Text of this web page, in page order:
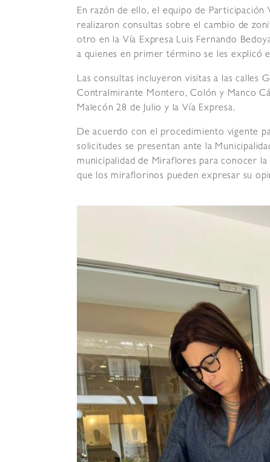
En razón de ello, el equipo de Participación
realizaron consultas sobre el cambio de
otro en la Vía Expresa Luis Fernando
a quienes en primer término se les explicó
Las consultas incluyeron visitas a las calles
Contralmirante Montero, Colón y Manco
Malecón 28 de Julio y la Vía Expresa.
De acuerdo con el procedimiento vigente
solicitudes se presentan ante la
municipalidad de Miraflores para conocer
que los miraflorinos pueden expresar su